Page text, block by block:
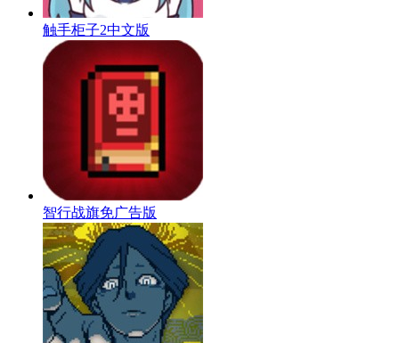
触手柜子2中文版
智行战旗免广告版